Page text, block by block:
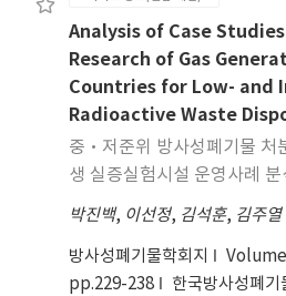
Analysis of Case
Research of Gas
Countries for Low-
Radioactive Waste
중·저준위 방사성폐기물 처
생 실증실험시설 운영사례 분
박진백, 이선정, 김석훈, 김주열
방사성폐기물학회지
pp.229-238
한국방사성폐기